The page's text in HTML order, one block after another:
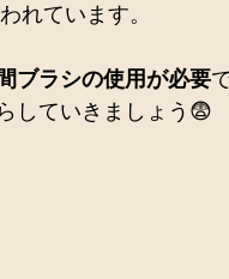
れています。
ブラシの使用が必要
していきましょう😨